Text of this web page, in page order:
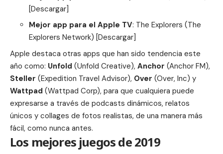
[Descargar]
Mejor app para el Apple TV: The Explorers (The
Explorers Network) [Descargar]
Apple destaca otras apps que han sido tendencia este
año como: Unfold (Unfold Creative), Anchor (Anchor FM),
Steller (Expedition Travel Advisor), Over (Over, Inc) y
Wattpad (Wattpad Corp), para que cualquiera puede
expresarse a través de podcasts dinámicos, relatos
únicos y collages de fotos realistas, de una manera más
fácil, como nunca antes.
Los mejores juegos de 2019